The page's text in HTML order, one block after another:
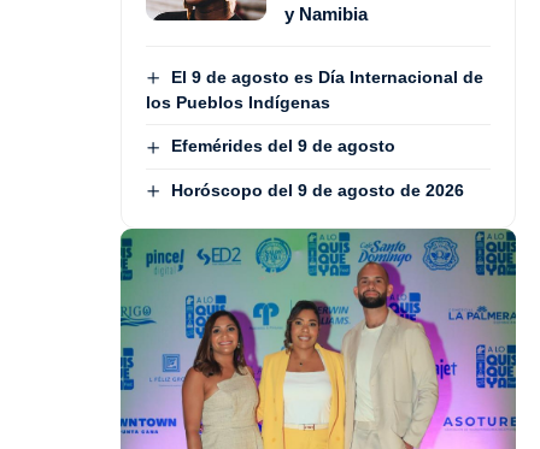
y Namibia
El 9 de agosto es Día Internacional de
los Pueblos Indígenas
Efemérides del 9 de agosto
Horóscopo del 9 de agosto de 2026